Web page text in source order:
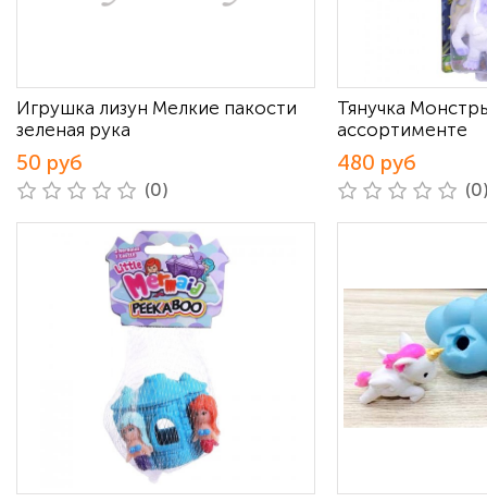
Игрушка лизун Мелкие пакости
зеленая рука
50 руб
(0)
Тянучка
ассортименте
480 руб